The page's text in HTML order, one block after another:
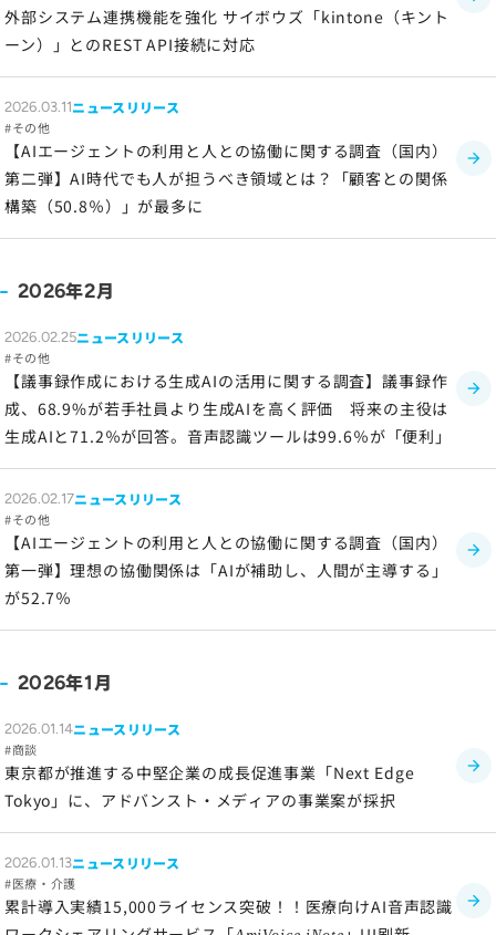
外部システム連携機能を強化 サイボウズ「kintone（キント
ーン）」とのREST API接続に対応
2026.03.11ニュースリリース
その他
【AIエージェントの利用と人との協働に関する調査（国内）
第二弾】AI時代でも人が担うべき領域とは？「顧客との関係
構築（50.8％）」が最多に
2026年2月
2026.02.25ニュースリリース
その他
【議事録作成における生成AIの活用に関する調査】議事録作
成、68.9%が若手社員より生成AIを高く評価 将来の主役は
生成AIと71.2％が回答。音声認識ツールは99.6％が「便利」
2026.02.17ニュースリリース
その他
【AIエージェントの利用と人との協働に関する調査（国内）
第一弾】理想の協働関係は「AIが補助し、人間が主導する」
が52.7％
2026年1月
2026.01.14ニュースリリース
商談
東京都が推進する中堅企業の成長促進事業「Next Edge
Tokyo」に、アドバンスト・メディアの事業案が採択
2026.01.13ニュースリリース
医療・介護
累計導入実績15,000ライセンス突破！！医療向けAI音声認識